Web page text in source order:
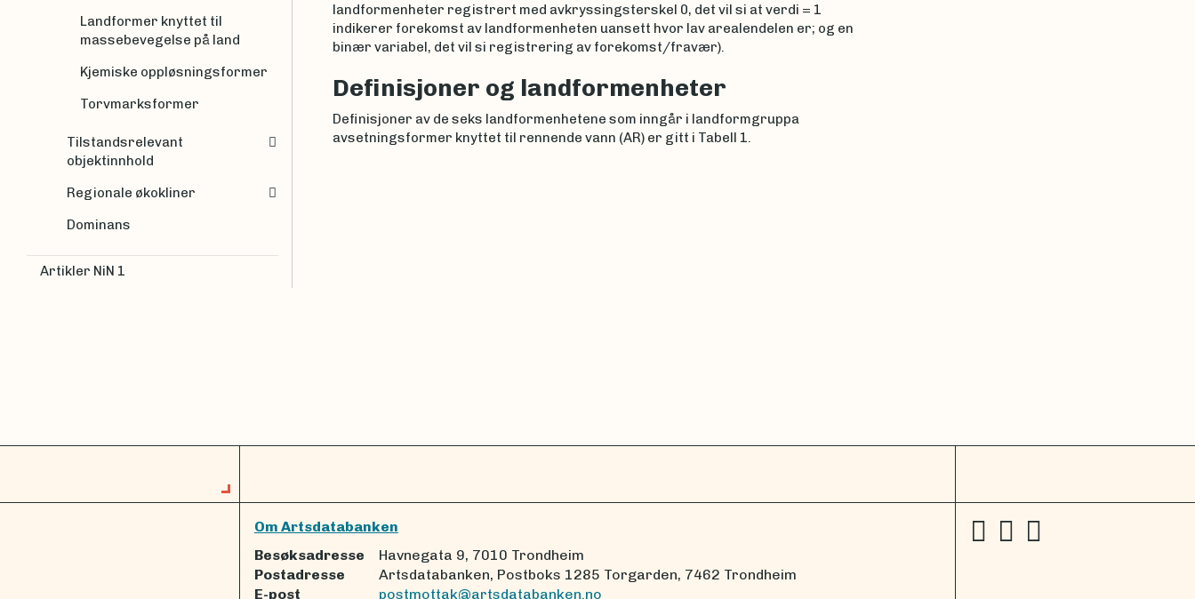
landformenheter registrert med avkryssingsterskel 0, det vil si at verdi = 1
indikerer forekomst av landformenheten uansett hvor lav arealendelen er; og en
binær variabel, det vil si registrering av forekomst/fravær).
Definisjoner og landformenheter
Definisjoner av de seks landformenhetene som inngår i landformgruppa
avsetningsformer knyttet til rennende vann (AR) er gitt i Tabell 1.
Landformer knyttet til
massebevegelse på land
Kjemiske oppløsningsformer
Torvmarksformer
Tilstandsrelevant
objektinnhold
Regionale økokliner
Dominans
Artikler NiN 1
Om Artsdatabanken
Besøksadresse
Havnegata 9, 7010 Trondheim
Postadresse
Artsdatabanken, Postboks 1285 Torgarden, 7462 Trondheim
E-post
postmottak@artsdatabanken.no